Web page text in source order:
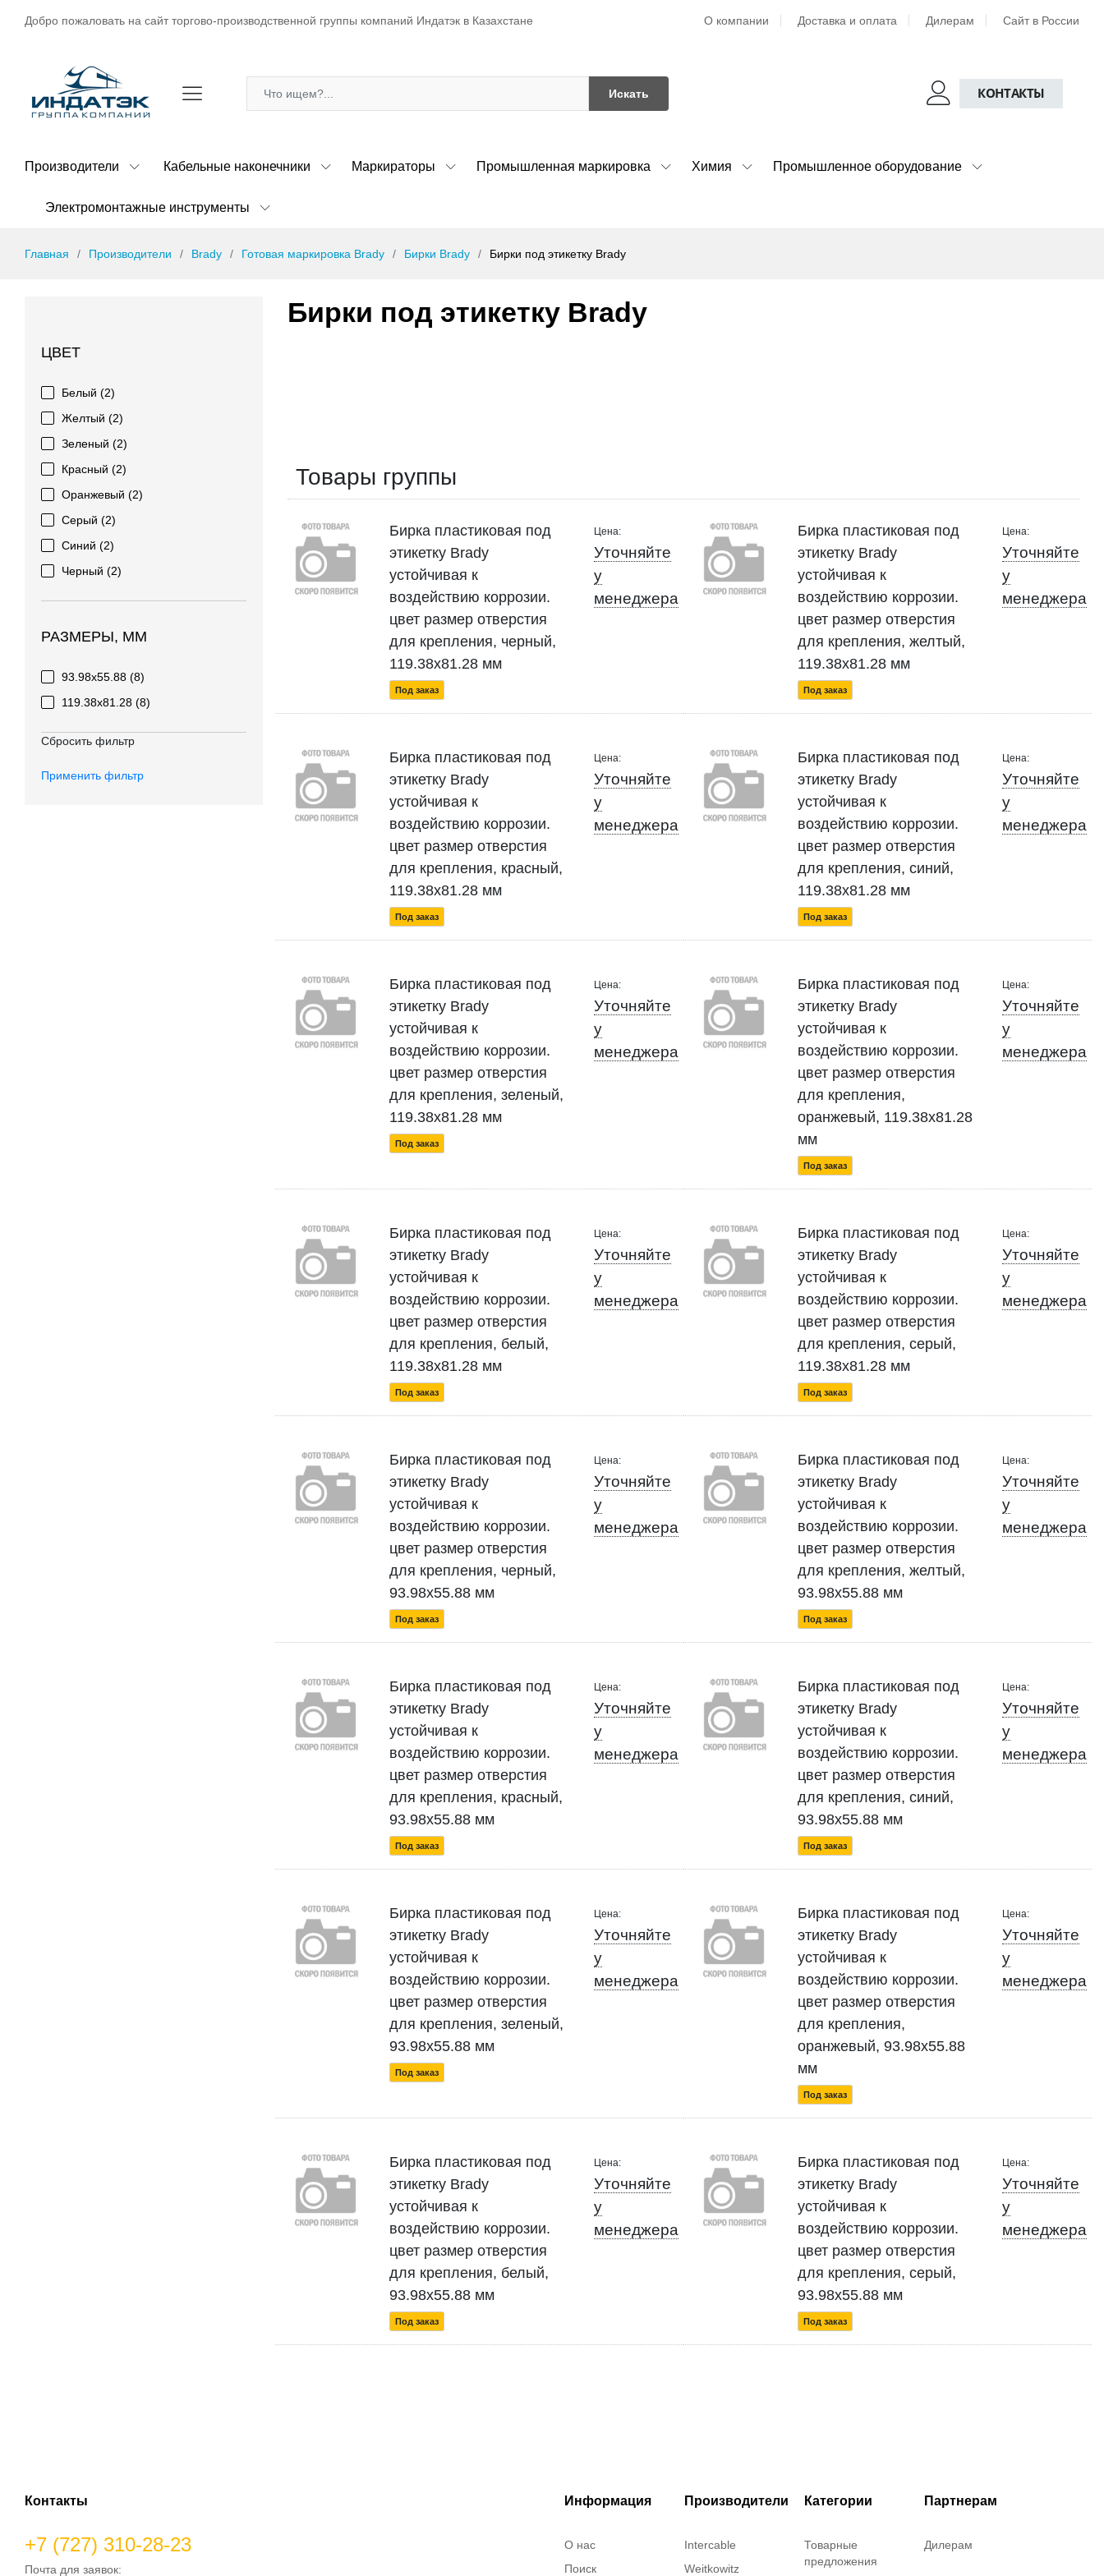
Добро пожаловать на сайт торгово-производственной группы компаний Индатэк в Казахстане О компании Доставка и оплата Дилерам Сайт в России
Искать КОНТАКТЫ
Производители Кабельные наконечники Маркираторы Промышленная маркировка Химия Промышленное оборудование
Электромонтажные инструменты
Главная Производители Brady Готовая маркировка Brady Бирки Brady Бирки под этикетку Brady
ЦВЕТ
Белый (2)
Желтый (2)
Зеленый (2)
Красный (2)
Оранжевый (2)
Серый (2)
Синий (2)
Черный (2)
РАЗМЕРЫ, ММ
93.98x55.88 (8)
119.38x81.28 (8)
Сбросить фильтр
Применить фильтр
Бирки под этикетку Brady
Товары группы
Бирка пластиковая под
этикетку Brady
устойчивая к
воздействию коррозии.
цвет размер отверстия
для крепления, черный,
119.38x81.28 мм
Цена:
Уточняйте
у
менеджера
Под заказ
Бирка пластиковая под
этикетку Brady
устойчивая к
воздействию коррозии.
цвет размер отверстия
для крепления, желтый,
119.38x81.28 мм
Цена:
Уточняйте
у
менеджера
Под заказ
Бирка пластиковая под
этикетку Brady
устойчивая к
воздействию коррозии.
цвет размер отверстия
для крепления, красный,
119.38x81.28 мм
Цена:
Уточняйте
у
менеджера
Под заказ
Бирка пластиковая под
этикетку Brady
устойчивая к
воздействию коррозии.
цвет размер отверстия
для крепления, синий,
119.38x81.28 мм
Цена:
Уточняйте
у
менеджера
Под заказ
Бирка пластиковая под
этикетку Brady
устойчивая к
воздействию коррозии.
цвет размер отверстия
для крепления, зеленый,
119.38x81.28 мм
Цена:
Уточняйте
у
менеджера
Под заказ
Бирка пластиковая под
этикетку Brady
устойчивая к
воздействию коррозии.
цвет размер отверстия
для крепления,
оранжевый, 119.38x81.28
мм
Цена:
Уточняйте
у
менеджера
Под заказ
Бирка пластиковая под
этикетку Brady
устойчивая к
воздействию коррозии.
цвет размер отверстия
для крепления, белый,
119.38x81.28 мм
Цена:
Уточняйте
у
менеджера
Под заказ
Бирка пластиковая под
этикетку Brady
устойчивая к
воздействию коррозии.
цвет размер отверстия
для крепления, серый,
119.38x81.28 мм
Цена:
Уточняйте
у
менеджера
Под заказ
Бирка пластиковая под
этикетку Brady
устойчивая к
воздействию коррозии.
цвет размер отверстия
для крепления, черный,
93.98x55.88 мм
Цена:
Уточняйте
у
менеджера
Под заказ
Бирка пластиковая под
этикетку Brady
устойчивая к
воздействию коррозии.
цвет размер отверстия
для крепления, желтый,
93.98x55.88 мм
Цена:
Уточняйте
у
менеджера
Под заказ
Бирка пластиковая под
этикетку Brady
устойчивая к
воздействию коррозии.
цвет размер отверстия
для крепления, красный,
93.98x55.88 мм
Цена:
Уточняйте
у
менеджера
Под заказ
Бирка пластиковая под
этикетку Brady
устойчивая к
воздействию коррозии.
цвет размер отверстия
для крепления, синий,
93.98x55.88 мм
Цена:
Уточняйте
у
менеджера
Под заказ
Бирка пластиковая под
этикетку Brady
устойчивая к
воздействию коррозии.
цвет размер отверстия
для крепления, зеленый,
93.98x55.88 мм
Цена:
Уточняйте
у
менеджера
Под заказ
Бирка пластиковая под
этикетку Brady
устойчивая к
воздействию коррозии.
цвет размер отверстия
для крепления,
оранжевый, 93.98x55.88
мм
Цена:
Уточняйте
у
менеджера
Под заказ
Бирка пластиковая под
этикетку Brady
устойчивая к
воздействию коррозии.
цвет размер отверстия
для крепления, белый,
93.98x55.88 мм
Цена:
Уточняйте
у
менеджера
Под заказ
Бирка пластиковая под
этикетку Brady
устойчивая к
воздействию коррозии.
цвет размер отверстия
для крепления, серый,
93.98x55.88 мм
Цена:
Уточняйте
у
менеджера
Под заказ
Контакты
+7 (727) 310-28-23
Почта для заявок:
Информация
О нас
Поиск
Производители
Intercable
Weitkowitz
Категории
Товарные
предложения
Партнерам
Дилерам